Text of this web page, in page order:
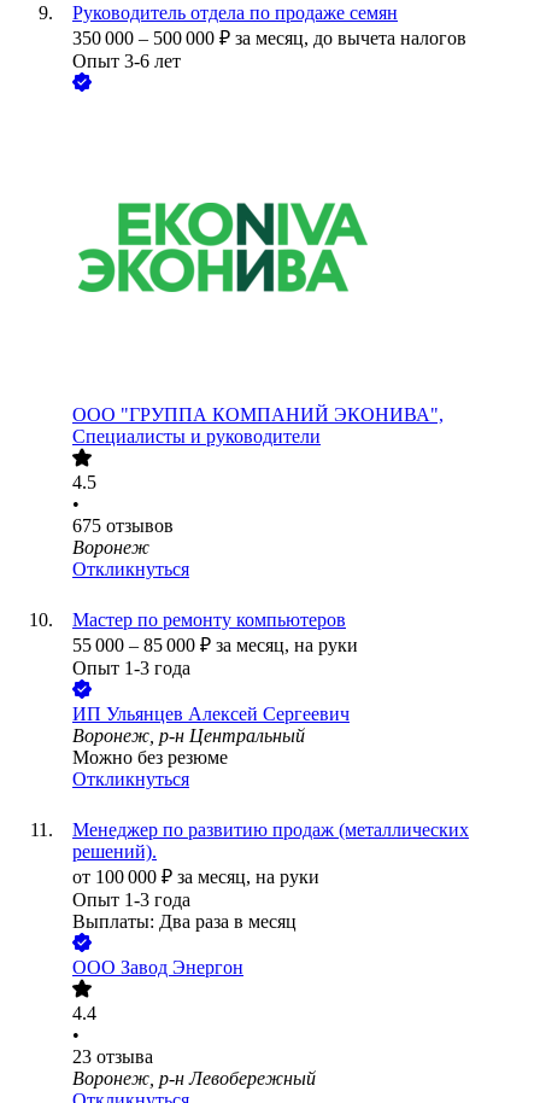
Руководитель отдела по продаже семян
350 000 – 500 000 ₽ за месяц, до вычета налогов
Опыт 3-6 лет
ООО "ГРУППА КОМПАНИЙ ЭКОНИВА",
Специалисты и руководители
4.5
•
675 отзывов
Воронеж
Откликнуться
Мастер по ремонту компьютеров
55 000 – 85 000 ₽ за месяц, на руки
Опыт 1-3 года
ИП Ульянцев Алексей Сергеевич
Воронеж, р-н Центральный
Можно без резюме
Откликнуться
Менеджер по развитию продаж (металлических
решений).
от 100 000 ₽ за месяц, на руки
Опыт 1-3 года
Выплаты: Два раза в месяц
ООО Завод Энергон
4.4
•
23 отзыва
Воронеж, р-н Левобережный